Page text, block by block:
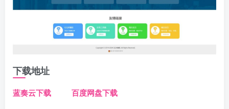
下载地址
蓝奏云下载 百度网盘下载